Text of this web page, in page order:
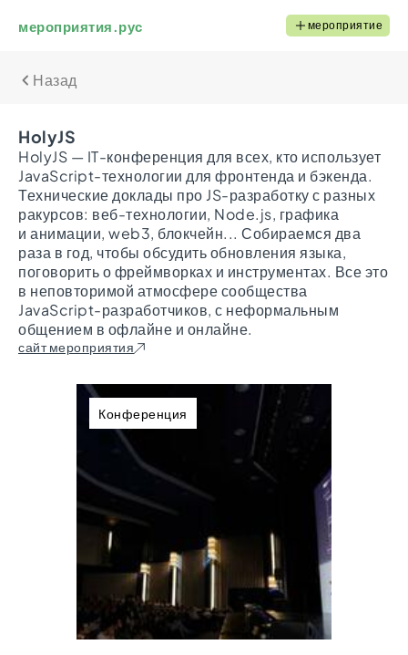
мероприятия.рус мероприятие
Назад
HolyJS
HolyJS — IT-конференция для всех, кто использует
JavaScript-технологии для фронтенда и бэкенда.
Технические доклады про JS-разработку с разных
ракурсов: веб-технологии, Node.js, графика
и анимации, web3, блокчейн... Собираемся два
раза в год, чтобы обсудить обновления языка,
поговорить о фреймворках и инструментах. Все это
в неповторимой атмосфере сообщества
JavaScript-разработчиков, с неформальным
общением в офлайне и онлайне.
сайт мероприятия
Конференция